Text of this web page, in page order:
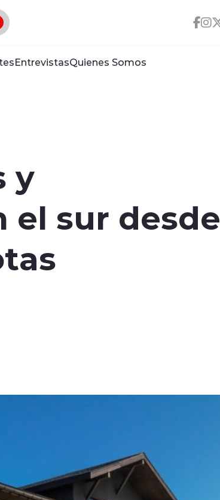
EntrevistasQuienes Somos
y
el sur desde